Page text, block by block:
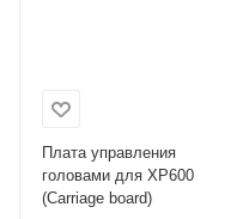
Плата управления
головами для XP600
(Carriage board)